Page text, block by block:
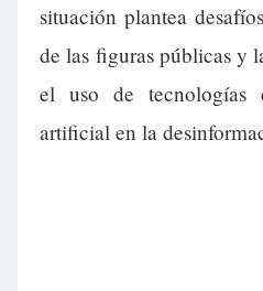
situación plantea
de las figuras públicas y
el uso de tecnologías
artificial en la